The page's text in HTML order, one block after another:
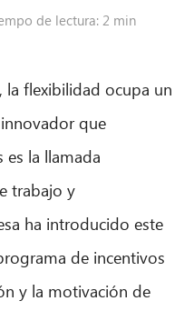
de lectura: 2 min
la flexibilidad ocupa un
que
es la llamada
trabajo y
ha introducido este
de incentivos
y la motivación de